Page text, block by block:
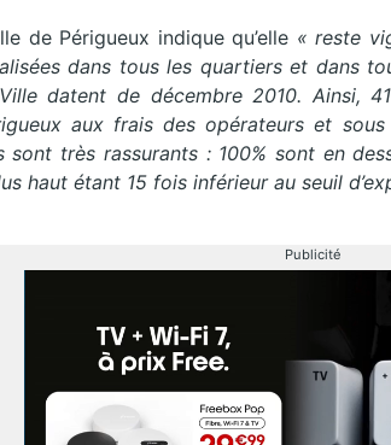
de Périgueux indique qu’elle « reste
dans tous les quartiers et dans
datent de décembre 2010. Ainsi,
aux frais des opérateurs et
sont très rassurants : 100% sont en
haut étant 15 fois inférieur au seuil
Publicité